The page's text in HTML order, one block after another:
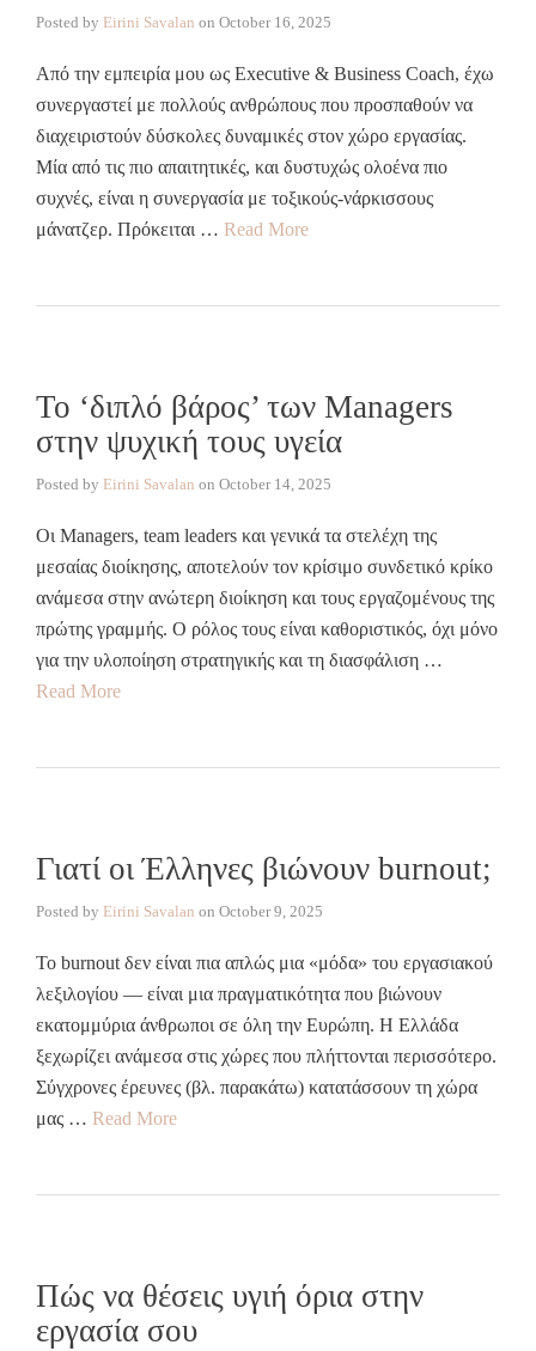
Posted by Eirini Savalan on October 16, 2025
Από την εμπειρία μου ως Executive & Business Coach, έχω
συνεργαστεί με πολλούς ανθρώπους που προσπαθούν να
διαχειριστούν δύσκολες δυναμικές στον χώρο εργασίας.
Μία από τις πιο απαιτητικές, και δυστυχώς ολοένα πιο
συχνές, είναι η συνεργασία με τοξικούς-νάρκισσους
μάνατζερ. Πρόκειται … Read More
Το ‘διπλό βάρος’ των Managers
στην ψυχική τους υγεία
Posted by Eirini Savalan on October 14, 2025
Οι Managers, team leaders και γενικά τα στελέχη της
μεσαίας διοίκησης, αποτελούν τον κρίσιμο συνδετικό κρίκο
ανάμεσα στην ανώτερη διοίκηση και τους εργαζομένους της
πρώτης γραμμής. Ο ρόλος τους είναι καθοριστικός, όχι μόνο
για την υλοποίηση στρατηγικής και τη διασφάλιση …
Read More
Γιατί οι Έλληνες βιώνουν burnout;
Posted by Eirini Savalan on October 9, 2025
Το burnout δεν είναι πια απλώς μια «μόδα» του εργασιακού
λεξιλογίου — είναι μια πραγματικότητα που βιώνουν
εκατομμύρια άνθρωποι σε όλη την Ευρώπη. Η Ελλάδα
ξεχωρίζει ανάμεσα στις χώρες που πλήττονται περισσότερο.
Σύγχρονες έρευνες (βλ. παρακάτω) κατατάσσουν τη χώρα
μας … Read More
Πώς να θέσεις υγιή όρια στην
εργασία σου